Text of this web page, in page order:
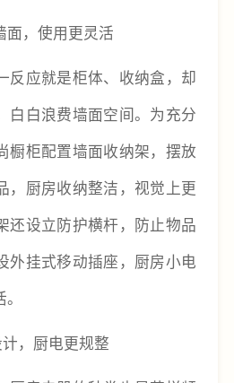
面，使用更灵活
反应就是柜体、收纳盒，却
白白浪费墙面空间。为充分
橱柜配置墙面收纳架，摆放
，厨房收纳整洁，视觉上更
还设立防护横杆，防止物品
外挂式移动插座，厨房小电
，厨电更规整